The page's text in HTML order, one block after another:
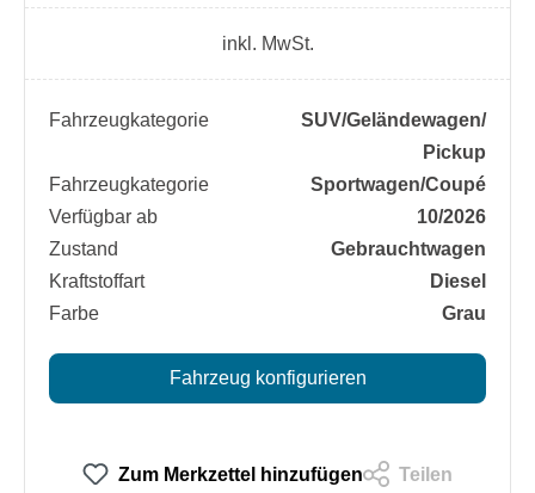
inkl. MwSt.
Fahrzeugkategorie
SUV/​Geländewagen/​
Pickup
Fahrzeugkategorie
Sportwagen/​Coupé
Verfügbar ab
10/2026
Zustand
Gebrauchtwagen
Kraftstoffart
Diesel
Farbe
Grau
Fahrzeug konfigurieren
Zum Merkzettel hinzufügen Teilen